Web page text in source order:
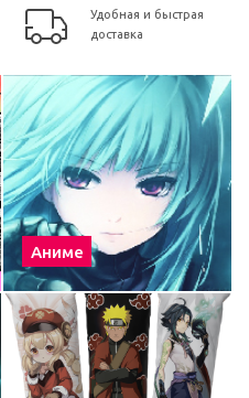
Удобная и быстрая
доставка
Аниме